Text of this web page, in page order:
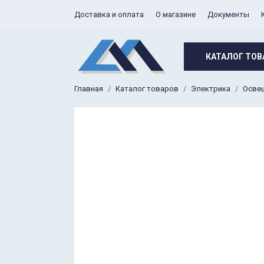
Доставка и оплата О магазине Документы
КАТАЛОГ
Главная Каталог товаров Электрика